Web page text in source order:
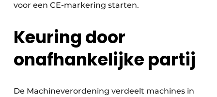
voor een CE-markering starten.
Keuring door
onafhankelijke partij
De Machineverordening verdeelt machines in